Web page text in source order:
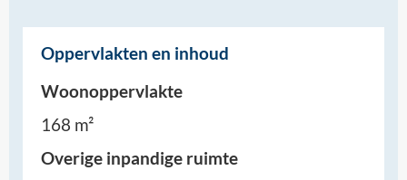
Oppervlakten en inhoud
Woonoppervlakte
168 m²
Overige inpandige ruimte